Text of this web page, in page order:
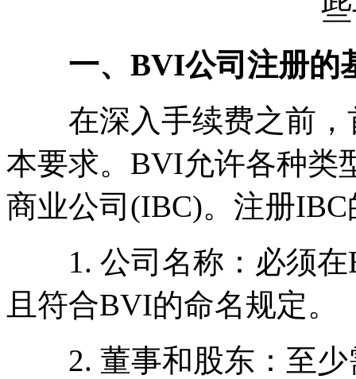
一、BVI公司注册的
在深入手续费之前，
本要求。BVI允许各种类
商业公司(IBC)。注册
1. 公司名称：必须在
且符合BVI的命名规定。
2. 董事和股东：至少